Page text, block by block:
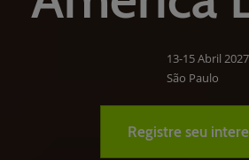
13-15 Abril 2027
São Paulo
Registre seu